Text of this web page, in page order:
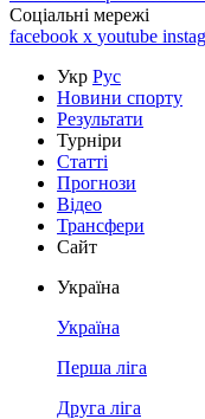
Соціальні мережі
facebook x youtube
Укр Рус
Новини спорту
Результати
Турніри
Статті
Прогнози
Відео
Трансфери
Сайт
Україна
Україна
Перша ліга
Друга ліга